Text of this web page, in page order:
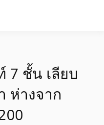
7 ชั้น เลียบ
ห่างจาก